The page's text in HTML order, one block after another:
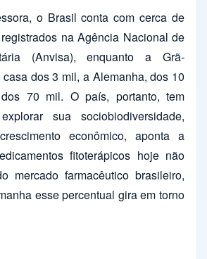
o Brasil conta com cerca de
na Agência Nacional de
(Anvisa), enquanto a Grã-
dos 3 mil, a Alemanha, dos 10
70 mil. O país, portanto, tem
sua sociobiodiversidade,
econômico, aponta a
fitoterápicos hoje não
mercado farmacêutico brasileiro,
esse percentual gira em torno